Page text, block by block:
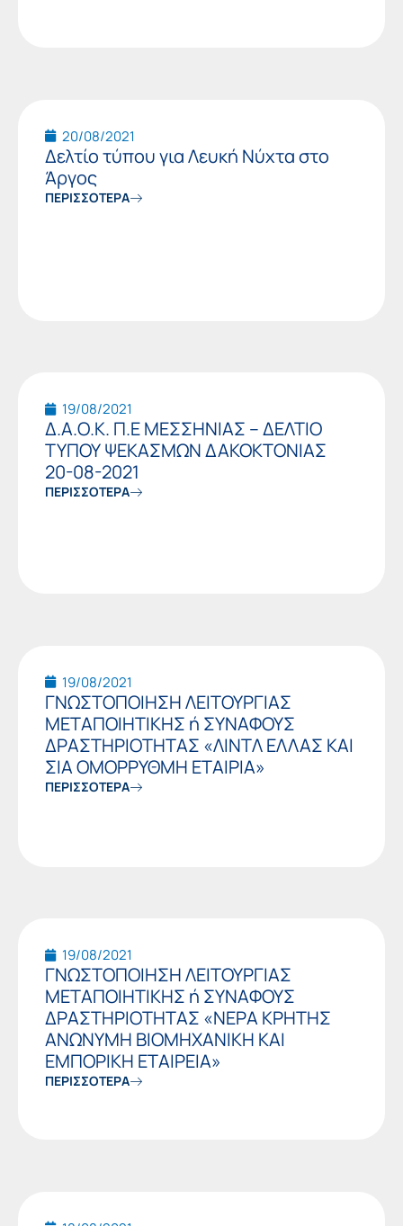
20/08/2021
Δελτίο τύπου για Λευκή Νύχτα στο
Άργος
ΠΕΡΙΣΣΟΤΕΡΑ
19/08/2021
Δ.Α.Ο.Κ. Π.Ε ΜΕΣΣΗΝΙΑΣ – ΔΕΛΤΙΟ
ΤΥΠΟΥ ΨΕΚΑΣΜΩΝ ΔΑΚΟΚΤΟΝΙΑΣ
20-08-2021
ΠΕΡΙΣΣΟΤΕΡΑ
19/08/2021
ΓΝΩΣΤΟΠΟΙΗΣΗ ΛΕΙΤΟΥΡΓΙΑΣ
ΜΕΤΑΠΟΙΗΤΙΚΗΣ ή ΣΥΝΑΦΟΥΣ
ΔΡΑΣΤΗΡΙΟΤΗΤΑΣ «ΛΙΝΤΛ ΕΛΛΑΣ ΚΑΙ
ΣΙΑ ΟΜΟΡΡΥΘΜΗ ΕΤΑΙΡΙΑ»
ΠΕΡΙΣΣΟΤΕΡΑ
19/08/2021
ΓΝΩΣΤΟΠΟΙΗΣΗ ΛΕΙΤΟΥΡΓΙΑΣ
ΜΕΤΑΠΟΙΗΤΙΚΗΣ ή ΣΥΝΑΦΟΥΣ
ΔΡΑΣΤΗΡΙΟΤΗΤΑΣ «ΝΕΡΑ ΚΡΗΤΗΣ
ΑΝΩΝΥΜΗ ΒΙΟΜΗΧΑΝΙΚΗ ΚΑΙ
ΕΜΠΟΡΙΚΗ ΕΤΑΙΡΕΙΑ»
ΠΕΡΙΣΣΟΤΕΡΑ